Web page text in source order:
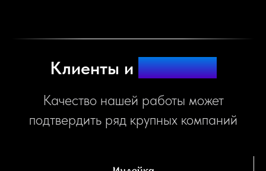
Клиенты и партнёры
Качество нашей работы может
подтвердить ряд крупных компаний